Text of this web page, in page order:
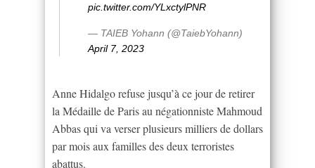
pic.twitter.com/YLxctylPNR
— TAIEB Yohann (@TaiebYohann)
April 7, 2023
Anne Hidalgo refuse jusqu’à ce jour de retirer
la Médaille de Paris au négationniste Mahmoud
Abbas qui va verser plusieurs milliers de dollars
par mois aux familles des deux terroristes
abattus.